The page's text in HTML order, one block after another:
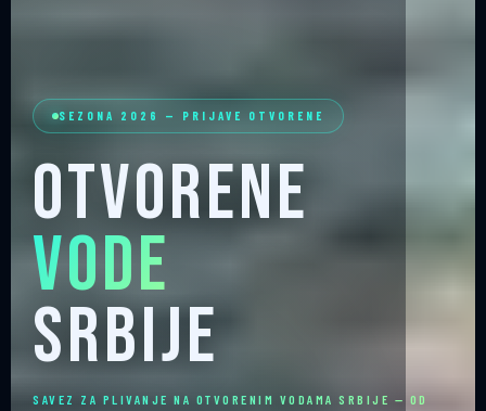
SEZONA 2026 — PRIJAVE OTVORENE
Otvorene
Vode
Srbije
SAVEZ ZA PLIVANJE NA OTVORENIM VODAMA SRBIJE — OD